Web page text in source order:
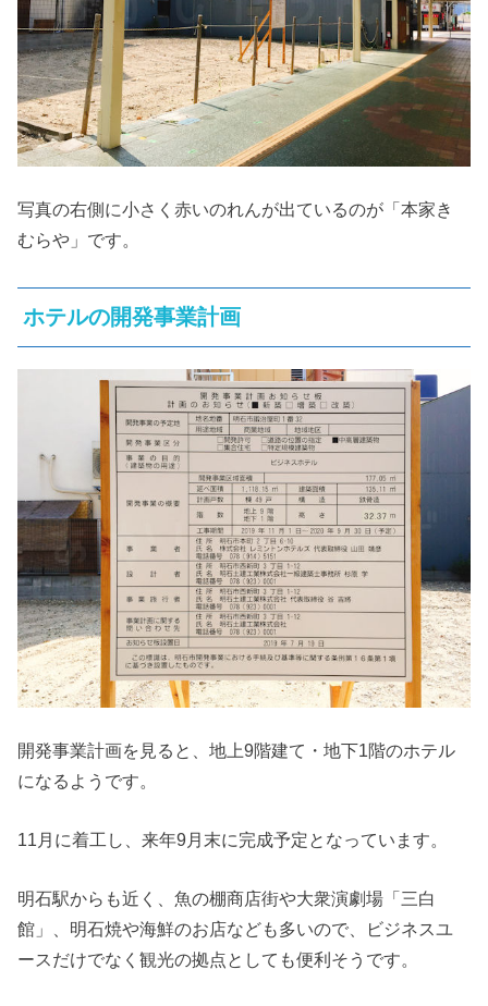
写真の右側に小さく赤いのれんが出ているのが「本家き
むらや」です。
ホテルの開発事業計画
開発事業計画を見ると、地上9階建て・地下1階のホテル
になるようです。
11月に着工し、来年9月末に完成予定となっています。
明石駅からも近く、魚の棚商店街や大衆演劇場「三白
館」、明石焼や海鮮のお店なども多いので、ビジネスユ
ースだけでなく観光の拠点としても便利そうです。